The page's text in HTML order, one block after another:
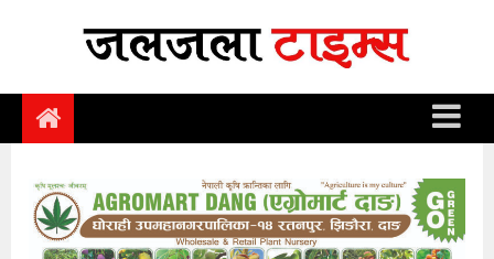
समाचार
समाज
राजनीति
आर्थिक
अन्तर्वार्ता